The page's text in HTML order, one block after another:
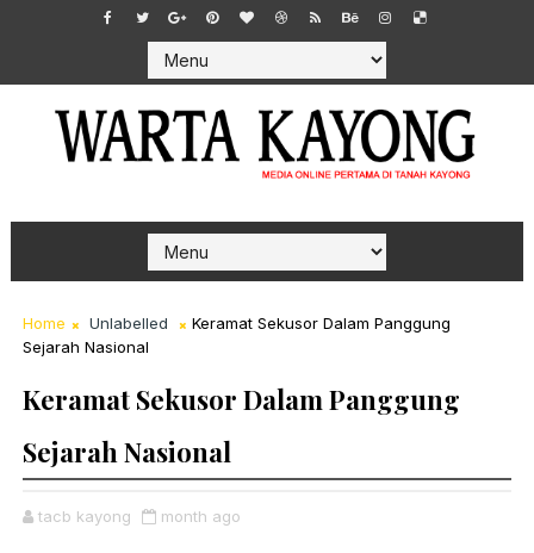
Home Unlabelled
Keramat Sekusor Dalam Panggung
Sejarah Nasional
Keramat Sekusor Dalam Panggung
Sejarah Nasional
tacb kayong month ago